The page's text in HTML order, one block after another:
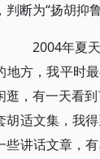
判断为“扬胡抑
2004年夏天
地方，我平时
逛，有一天看
胡适文集，我
些讲话文章，